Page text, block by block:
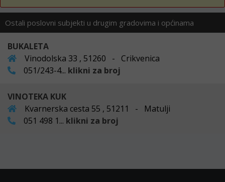
Ostali poslovni subjekti u drugim gradovima i općinama
BUKALETA
Vinodolska 33 , 51260 - Crikvenica
051/243-4... klikni za broj
VINOTEKA KUK
Kvarnerska cesta 55 , 51211 - Matulji
051 498 1... klikni za broj